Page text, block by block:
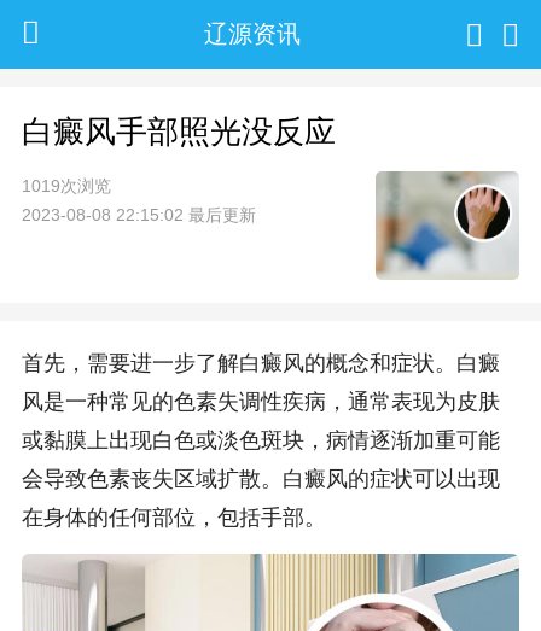
辽源资讯
白癜风手部照光没反应
1019次浏览
2023-08-08 22:15:02 最后更新
首先，需要进一步了解白癜风的概念和症状。白癜
风是一种常见的色素失调性疾病，通常表现为皮肤
或黏膜上出现白色或淡色斑块，病情逐渐加重可能
会导致色素丧失区域扩散。白癜风的症状可以出现
在身体的任何部位，包括手部。